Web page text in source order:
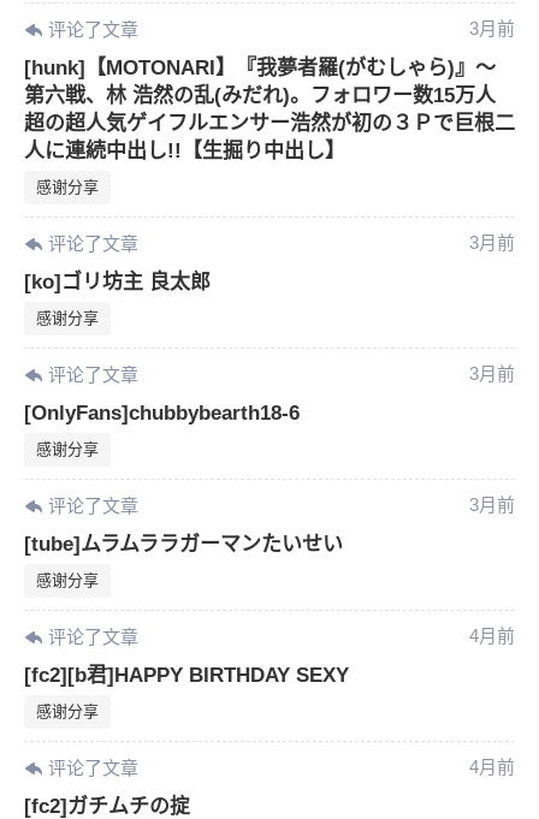
评论了文章 3月前
[hunk]【MOTONARI】『我夢者羅(がむしゃら)』〜
第六戦、林 浩然の乱(みだれ)。フォロワー数15万人
超の超人気ゲイフルエンサー浩然が初の３Ｐで巨根二
人に連続中出し!!【生掘り中出し】
感谢分享
评论了文章 3月前
[ko]ゴリ坊主 良太郎
感谢分享
评论了文章 3月前
[OnlyFans]chubbybearth18-6
感谢分享
评论了文章 3月前
[tube]ムラムララガーマンたいせい
感谢分享
评论了文章 4月前
[fc2][b君]HAPPY BIRTHDAY SEXY
感谢分享
评论了文章 4月前
[fc2]ガチムチの掟
您没有权限发布内容，请购买会员或者提升权
忘记密码？找回